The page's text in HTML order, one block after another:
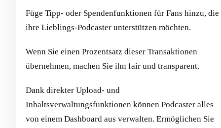
Füge Tipp- oder Spendenfunktionen für Fans hinzu, die
ihre Lieblings-Podcaster unterstützen möchten.
Wenn Sie einen Prozentsatz dieser Transaktionen
übernehmen, machen Sie ihn fair und transparent.
Dank direkter Upload- und
Inhaltsverwaltungsfunktionen können Podcaster alles
von einem Dashboard aus verwalten. Ermöglichen Sie